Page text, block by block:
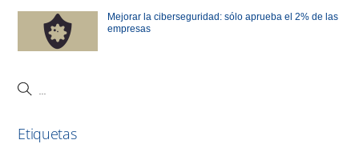
Mejorar la ciberseguridad: sólo aprueba el 2% de las
empresas
Etiquetas